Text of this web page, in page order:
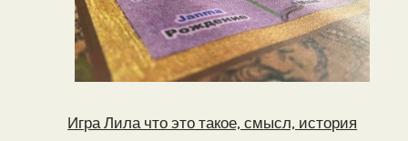
Игра Лила что это такое, смысл, история